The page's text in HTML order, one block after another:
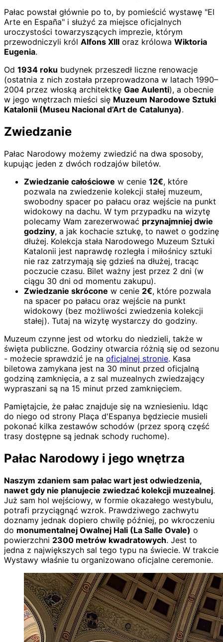
Pałac powstał głównie po to, by pomieścić wystawę "El
Arte en España" i służyć za miejsce oficjalnych
uroczystości towarzyszących imprezie, którym
przewodniczyli król Alfons XIII oraz królowa Wiktoria
Eugenia.
Od 1934 roku budynek przeszedł liczne renowacje
(ostatnia z nich została przeprowadzona w latach 1990–
2004 przez włoską architektkę Gae Aulenti), a obecnie
w jego wnętrzach mieści się Muzeum Narodowe Sztuki
Katalonii (Museu Nacional d’Art de Catalunya).
Zwiedzanie
Pałac Narodowy możemy zwiedzić na dwa sposoby,
kupując jeden z dwóch rodzajów biletów.
Zwiedzanie całościowe w cenie 12€, które
pozwala na zwiedzenie kolekcji stałej muzeum,
swobodny spacer po pałacu oraz wejście na punkt
widokowy na dachu. W tym przypadku na wizytę
polecamy Wam zarezerwować przynajmniej dwie
godziny, a jak kochacie sztukę, to nawet o godzinę
dłużej. Kolekcja stała Narodowego Muzeum Sztuki
Katalonii jest naprawdę rozległa i miłośnicy sztuki
nie raz zatrzymają się gdzieś na dłużej, tracąc
poczucie czasu. Bilet ważny jest przez 2 dni (w
ciągu 30 dni od momentu zakupu).
Zwiedzanie skrócone w cenie 2€, które pozwala
na spacer po pałacu oraz wejście na punkt
widokowy (bez możliwości zwiedzenia kolekcji
stałej). Tutaj na wizytę wystarczy do godziny.
Muzeum czynne jest od wtorku do niedzieli, także w
święta publiczne. Godziny otwarcia różnią się od sezonu
- możecie sprawdzić je na oficjalnej stronie. Kasa
biletowa zamykana jest na 30 minut przed oficjalną
godziną zamknięcia, a z sal muzealnych zwiedzający
wypraszani są na 15 minut przed zamknięciem.
Pamiętajcie, że pałac znajduje się na wzniesieniu. Idąc
do niego od strony Plaça d'Espanya będziecie musieli
pokonać kilka zestawów schodów (przez sporą część
trasy dostępne są jednak schody ruchome).
Pałac Narodowy i jego wnętrza
Naszym zdaniem sam pałac wart jest odwiedzenia,
nawet gdy nie planujecie zwiedzać kolekcji muzealnej.
Już sam hol wejściowy, w formie okazałego westybulu,
potrafi przyciągnąć wzrok. Prawdziwego zachwytu
doznamy jednak dopiero chwilę później, po wkroczeniu
do monumentalnej Owalnej Hali (La Salle Ovale) o
powierzchni 2300 metrów kwadratowych. Jest to
jedna z największych sal tego typu na świecie. W trakcie
Wystawy właśnie tu organizowano oficjalne ceremonie.